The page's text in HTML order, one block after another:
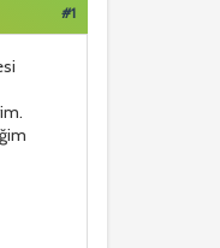
#1